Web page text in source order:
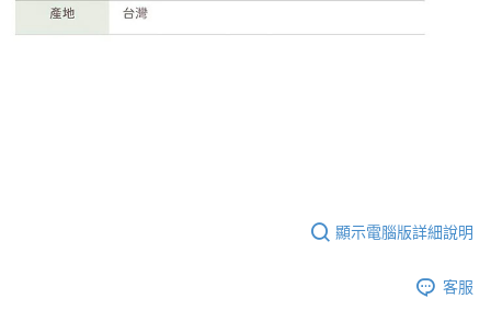
顯示電腦版詳細說明
客服